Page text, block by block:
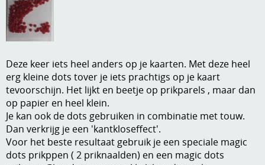
Andere
Boeken en magazines
DVD-CD
Embossen
Handige extra's
Hechtingsmaterialen
Mijn account
Anders creatief
Gastenboek
Deze keer iets heel anders op je kaarten. Met deze heel
erg kleine dots tover je iets prachtigs op je kaart
tevoorschijn. Het lijkt en beetje op prikparels , maar dan
op papier en heel klein.
Je kan ook de dots gebruiken in combinatie met touw.
Dan verkrijg je een 'kantkloseffect'.
Voor het beste resultaat gebruik je een speciale magic
dots prikppen ( 2 priknaalden) en een magic dots